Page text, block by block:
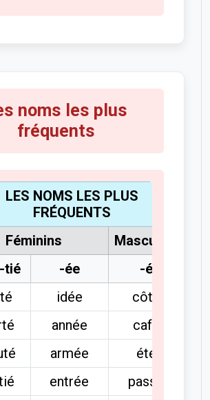
noms les plus
fréquents
LES NOMS LES PLUS
FRÉQUENTS
Féminins
Masculins
tié
-ée
-é
idée
côté
année
café
armée
été
entrée
passé